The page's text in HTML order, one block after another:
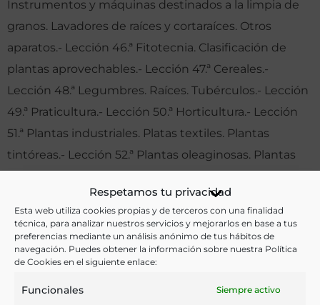
Respetamos tu privacidad
Esta web utiliza cookies propias y de terceros con una finalidad
técnica, para analizar nuestros servicios y mejorarlos en base a tus
preferencias mediante un análisis anónimo de tus hábitos de
navegación. Puedes obtener la información sobre nuestra Política
de Cookies en el siguiente enlace:
Funcionales Siempre activo
Instrumentos y máquinas destinados a la limpia de
granos. Lavadores de raíces y cortaraíces. Otros
aparatos.- Lección 46.ª Fitotecnia. Clasificación de
plantas aprovechables.- Lección 47.ª Cereales.-
Lección 48.ª Legumbres. Raíces. Tubérculos.- Lección
49.ª Praticultura.- Lección 50.ª Horticultura.- Lección
51.ª Plantas industriales. Platas textiles. Plantas
tintóreas.- Lección 52.ª Plantas oleaginosas. Plantas
medicinales.- Lección 53.ª Clasificación de árboles y
arbustos.- Lección 54.ª Cultivo del olivo.- Lección 55.ª
Cultivo de la vid.- Lección 56.ª Patología vegetal.
Plagas vegetales y su terapéutica.- Lección 57.ª Plagas
animales y su terapéutica.- Lección 58.ª Zootecnia.